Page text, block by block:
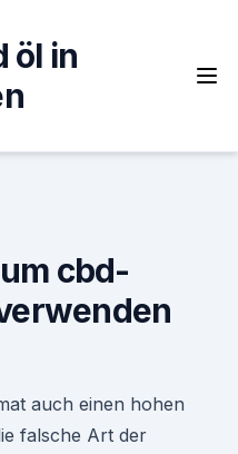
öl in
cbd-
auch einen hohen
falsche Art der